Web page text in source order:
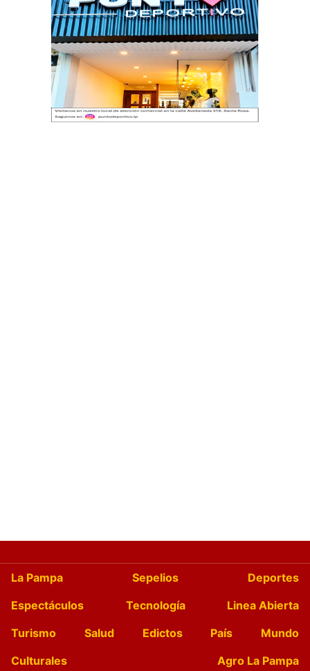
La Pampa Sepelios
Deportes
Espectáculos
Tecnología
Linea Abierta
Turismo
Salud Edictos País
Mundo
Culturales
Agro La Pampa